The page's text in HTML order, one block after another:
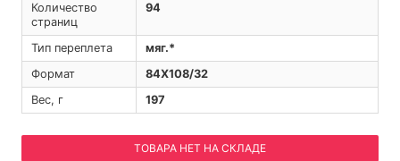
Количество
страниц
94
Тип переплета
мяг.*
Формат
84Х108/32
Вес, г
197
ТОВАРА НЕТ НА СКЛАДЕ